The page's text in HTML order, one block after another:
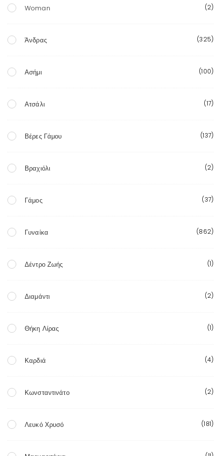
Woman (2)
Άνδρας (325)
Ασήμι (100)
Ατσάλι (17)
Βέρες Γάμου (137)
Βραχιόλι (2)
Γάμος (37)
Γυναίκα (862)
Δέντρο Ζωής (1)
Διαμάντι (2)
Θήκη Λίρας (1)
Καρδιά (4)
Κωνσταντινάτο (2)
Λευκό Χρυσό (181)